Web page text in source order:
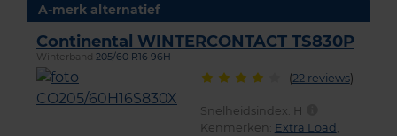
A-merk alternatief
Continental WINTERCONTACT TS830P
Winterband 205/60 R16 96H
(22 reviews)
Snelheidsindex: H
Kenmerken: Extra Load ,